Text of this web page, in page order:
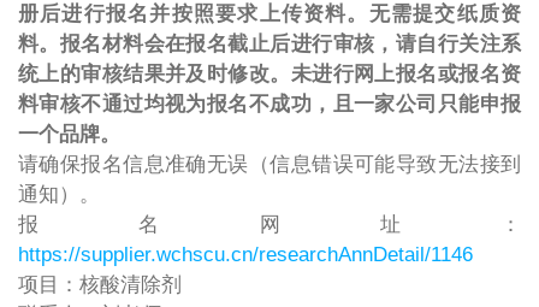
册后进行报名并按照要求上传资料。无需提交纸质资
料。报名材料会在报名截止后进行审核，请自行关注系
统上的审核结果并及时修改。未进行网上报名或报名资
料审核不通过均视为报名不成功，且一家公司只能申报
一个品牌。
请确保报名信息准确无误（信息错误可能导致无法接到
通知）。
报名网址：
https://supplier.wchscu.cn/researchAnnDetail/1146
项目：核酸清除剂